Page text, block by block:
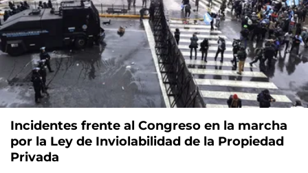
Incidentes frente al Congreso en la marcha
por la Ley de Inviolabilidad de la Propiedad
Privada